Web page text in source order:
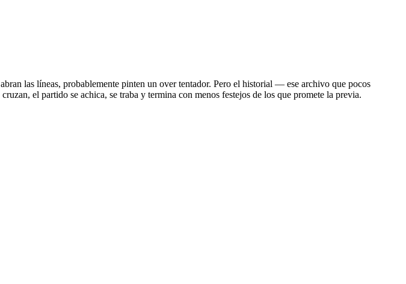
las líneas, probablemente pinten un over tentador. Pero el historial — ese archivo que pocos
el partido se achica, se traba y termina con menos festejos de los que promete la previa.